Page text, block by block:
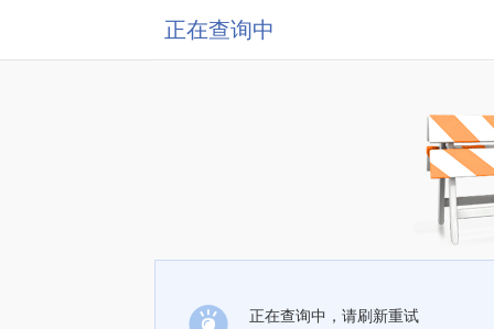
正在查询中
正在查询中，请刷新重试